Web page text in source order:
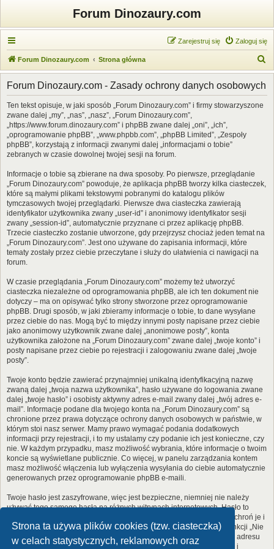
Strona ta używa plików cookies (tzw. ciasteczka)
w celach statystycznych, reklamowych oraz
Forum Dinozaury.com
Zaloguj się
Zarejestruj się
Forum Dinozaury.com Strona główna
z
Forum Dinozaury.com - Zasady ochrony danych osobowych
Ten tekst opisuje, w jaki sposób „Forum Dinozaury.com” i firmy stowarzyszone
zwane dalej „my”, „nas”, „nasz”, „Forum Dinozaury.com”,
„https://www.forum.dinozaury.com” i phpBB zwane dalej „oni”, „ich”,
„oprogramowanie phpBB”, „www.phpbb.com”, „phpBB Limited”, „Zespoły
phpBB”, korzystają z informacji zwanymi dalej „informacjami o tobie”
zebranych w czasie dowolnej twojej sesji na forum.
Informacje o tobie są zbierane na dwa sposoby. Po pierwsze, przeglądanie
„Forum Dinozaury.com” powoduje, że aplikacja phpBB tworzy kilka ciasteczek,
które są małymi plikami tekstowymi pobranymi do katalogu plików
tymczasowych twojej przeglądarki. Pierwsze dwa ciasteczka zawierają
identyfikator użytkownika zwany „user-id” i anonimowy identyfikator sesji
zwany „session-id”, automatycznie przyznane ci przez aplikację phpBB.
Trzecie ciasteczko zostanie utworzone, gdy przejrzysz chociaż jeden temat na
„Forum Dinozaury.com”. Jest ono używane do zapisania informacji, które
tematy zostały przez ciebie przeczytane i służy do ułatwienia ci nawigacji na
forum.
W czasie przeglądania „Forum Dinozaury.com” możemy też utworzyć
ciasteczka niezależne od oprogramowania phpBB, ale ich ten dokument nie
dotyczy – ma on opisywać tylko strony stworzone przez oprogramowanie
phpBB. Drugi sposób, w jaki zbieramy informacje o tobie, to dane wysyłane
przez ciebie do nas. Mogą być to między innymi posty napisane przez ciebie
jako anonimowy użytkownik zwane dalej „anonimowe posty”, konta
użytkownika założone na „Forum Dinozaury.com” zwane dalej „twoje konto” i
posty napisane przez ciebie po rejestracji i zalogowaniu zwane dalej „twoje
posty”.
Twoje konto będzie zawierać przynajmniej unikalną identyfikacyjną nazwę
zwaną dalej „twoja nazwa użytkownika”, hasło używane do logowania zwane
dalej „twoje hasło” i osobisty aktywny adres e-mail zwany dalej „twój adres e-
mail”. Informacje podane dla twojego konta na „Forum Dinozaury.com” są
chronione przez prawa dotyczące ochrony danych osobowych w państwie, w
którym stoi nasz serwer. Mamy prawo wymagać podania dodatkowych
informacji przy rejestracji, i to my ustalamy czy podanie ich jest konieczne, czy
nie. W każdym przypadku, masz możliwość wybrania, które informacje o twoim
koncie są wyświetlane publicznie. Co więcej, w panelu zarządzania kontem
masz możliwość włączenia lub wyłączenia wysyłania do ciebie automatycznie
generowanych przez oprogramowanie phpBB e-maili.
Twoje hasło jest zaszyfrowane, więc jest bezpieczne, niemniej nie należy
używać tego samego hasła na różnych witrynach internetowych. Hasło to
umożliwia dostęp do twojego konta na „Forum Dinozaury.com”, więc chroń je i
w żadnym wypadku nie podawajnikomu. Jeśli je zapomnisz, użyj funkcji „Nie
pamiętam hasła”. Witryna poprosi cię o podanie nazwy użytkownika i adresu
e-mail. Po podaniu tych danych zostanie wygenerowane nowe hasło i